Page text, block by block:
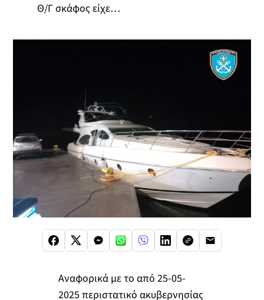
Θ/Γ σκάφος είχε…
Αναφορικά με το από 25-05-
2025 περιστατικό ακυβερνησίας